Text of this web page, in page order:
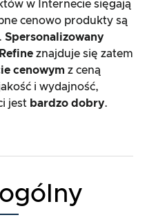
w Internecie sięgają
cenowo produkty są
Spersonalizowany
znajduje się zatem
cenowym z ceną
i wydajność,
jest bardzo dobry.